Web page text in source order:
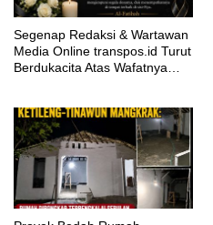
Segenap Redaksi & Wartawan
Media Online transpos.id Turut
Berdukacita Atas Wafatnya